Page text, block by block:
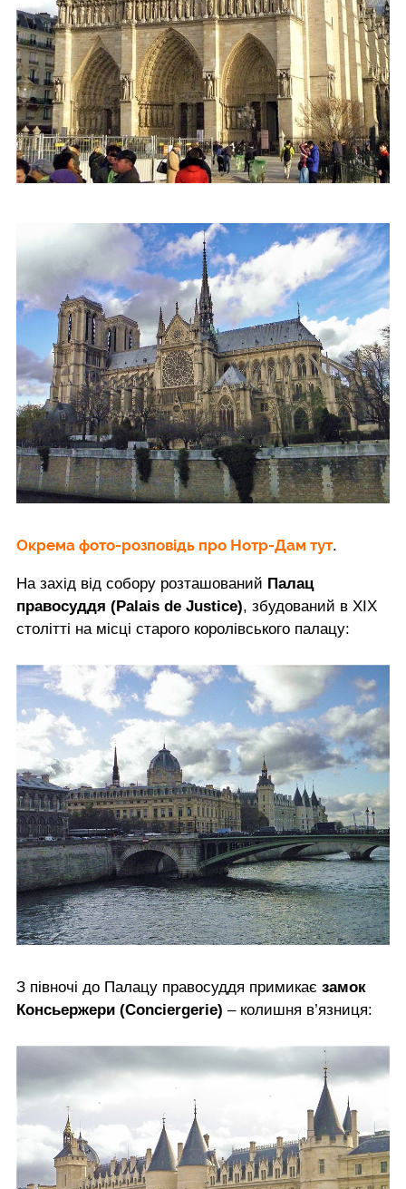
Окрема фото-розповідь про Нотр-Дам тут.
На захід від собору розташований Палац
правосуддя (Palais de Justice), збудований в XIX
столітті на місці старого королівського палацу:
З півночі до Палацу правосуддя примикає замок
Консьержери (Conciergerie) – колишня в’язниця: